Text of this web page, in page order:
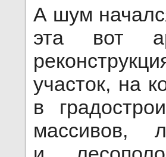
А шум
эта вот
участок, на
в
массивов,